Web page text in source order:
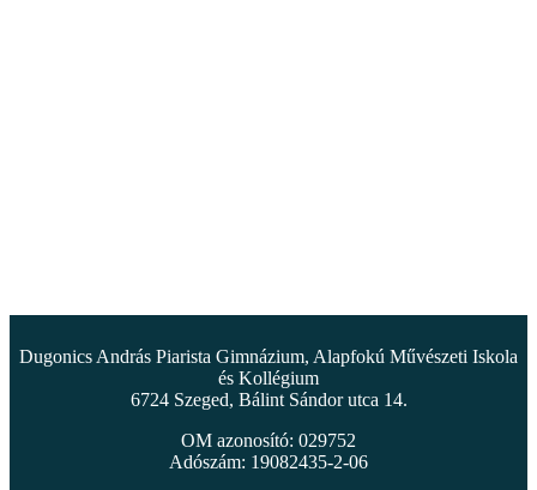
Dugonics András Piarista Gimnázium, Alapfokú Művészeti Iskola
és Kollégium
6724 Szeged, Bálint Sándor utca 14.
OM azonosító: 029752
Adószám: 19082435-2-06